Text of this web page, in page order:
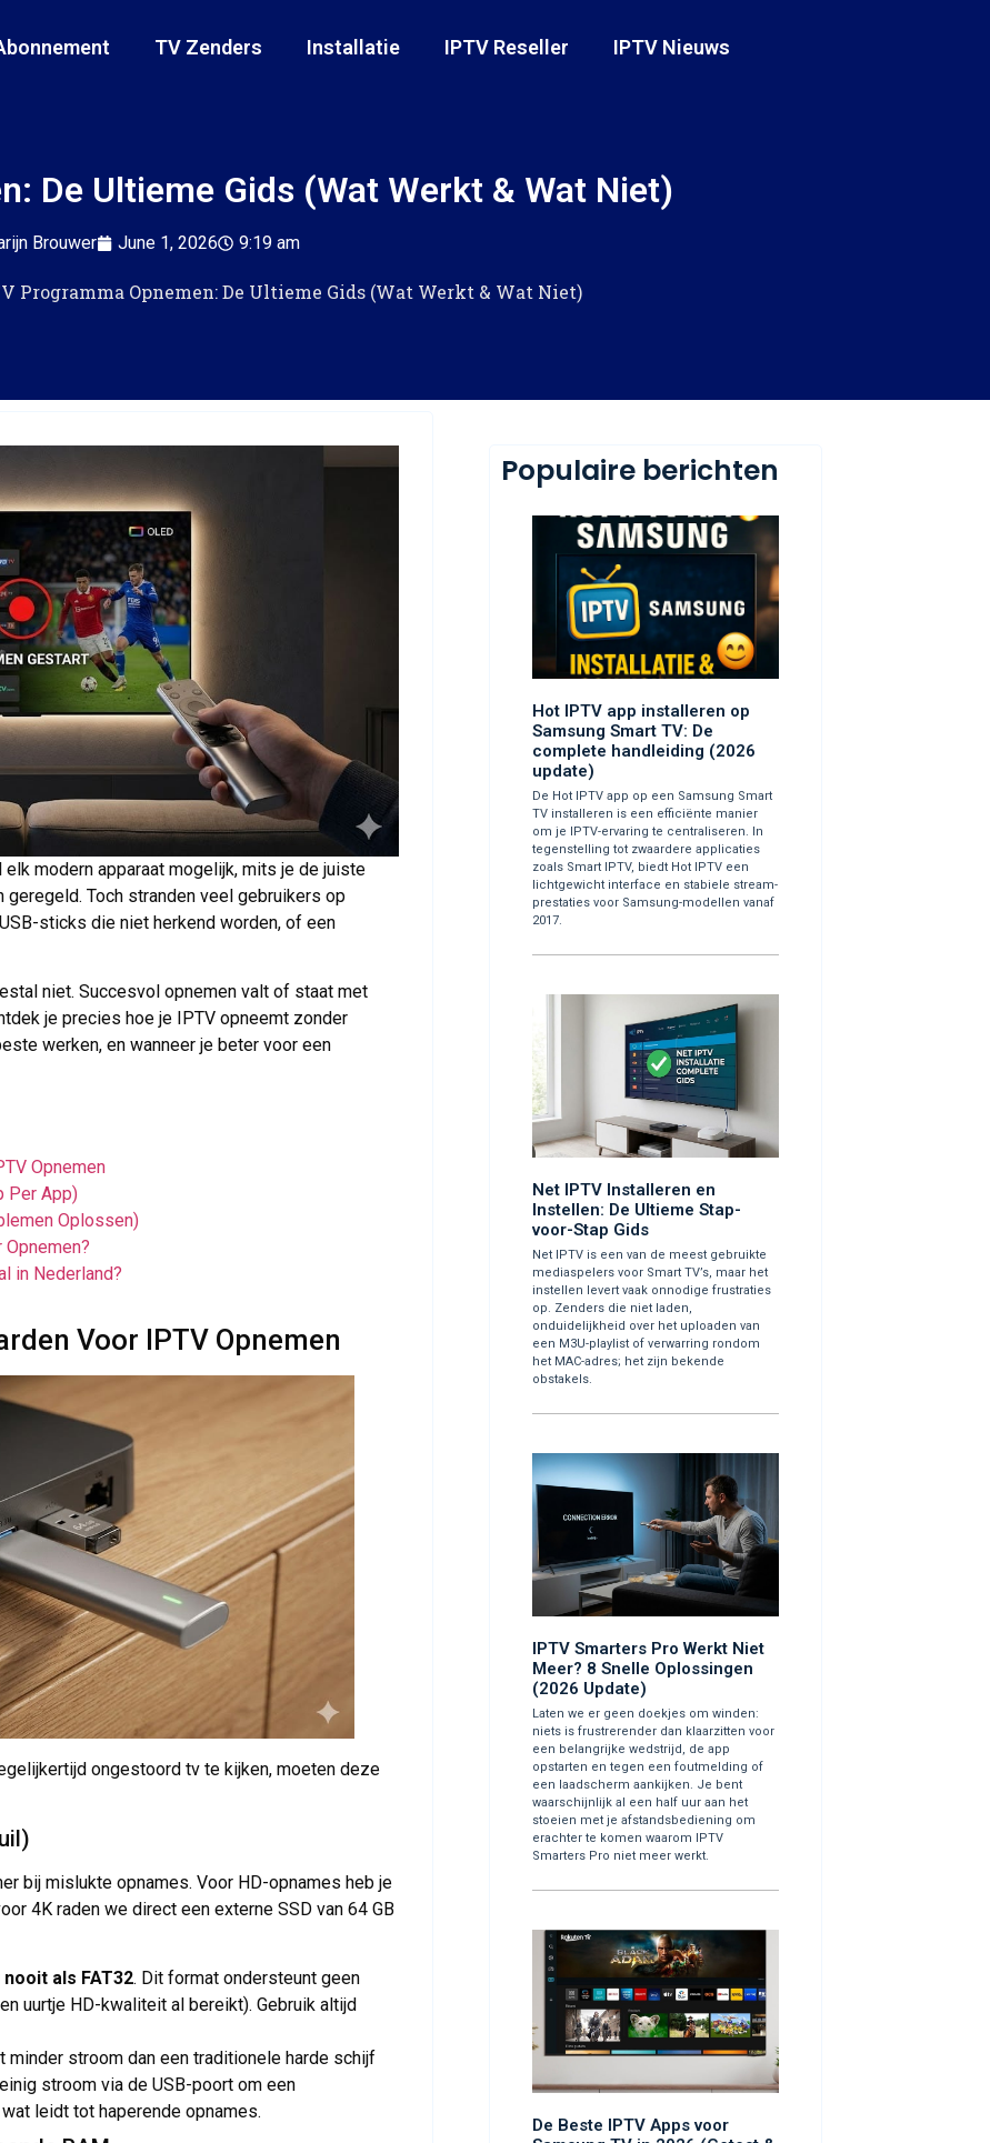
TV Zenders Installatie IPTV Reseller IPTV Nieuws
De Ultieme Gids (Wat Werkt & Wat Niet)
Brouwer June 1, 2026 9:19 am
Programma Opnemen: De Ultieme Gids (Wat Werkt & Wat Niet)
modern apparaat mogelijk, mits je de juiste
Toch stranden veel gebruikers op
sticks die niet herkend worden, of een
niet. Succesvol opnemen valt of staat met
je precies hoe je IPTV opneemt zonder
werken, en wanneer je beter voor een
Opnemen
Per App)
Oplossen)
in Nederland?
Voor IPTV Opnemen
ongestoord tv te kijken, moeten deze
bij mislukte opnames. Voor HD-opnames heb je
4K raden we direct een externe SSD van 64 GB
nooit als FAT32. Dit format ondersteunt geen
uurtje HD-kwaliteit al bereikt). Gebruik altijd
minder stroom dan een traditionele harde schijf
stroom via de USB-poort om een
leidt tot haperende opnames.
Populaire berichten
Hot IPTV app installeren op
Samsung Smart TV: De
complete handleiding (2026
update)
De Hot IPTV app op een Samsung Smart
TV installeren is een efficiënte manier
om je IPTV-ervaring te centraliseren. In
tegenstelling tot zwaardere applicaties
zoals Smart IPTV, biedt Hot IPTV een
lichtgewicht interface en stabiele stream-
prestaties voor Samsung-modellen vanaf
2017.
Net IPTV Installeren en
Instellen: De Ultieme Stap-
voor-Stap Gids
Net IPTV is een van de meest gebruikte
mediaspelers voor Smart TV’s, maar het
instellen levert vaak onnodige frustraties
op. Zenders die niet laden,
onduidelijkheid over het uploaden van
een M3U-playlist of verwarring rondom
het MAC-adres; het zijn bekende
obstakels.
IPTV Smarters Pro Werkt Niet
Meer? 8 Snelle Oplossingen
(2026 Update)
Laten we er geen doekjes om winden:
niets is frustrerender dan klaarzitten voor
een belangrijke wedstrijd, de app
opstarten en tegen een foutmelding of
een laadscherm aankijken. Je bent
waarschijnlijk al een half uur aan het
stoeien met je afstandsbediening om
erachter te komen waarom IPTV
Smarters Pro niet meer werkt.
De Beste IPTV Apps voor